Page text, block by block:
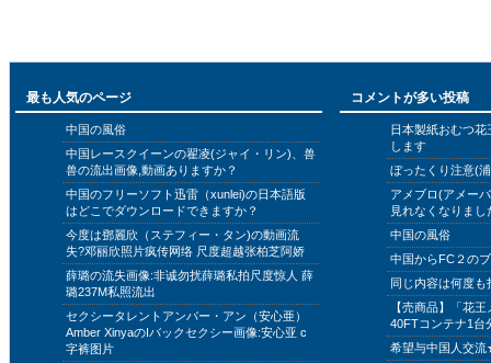
最も人気のページ
中国の風俗
中国レースクイーンの翟凌(ジャイ・リン)、兽
兽の流出画像,動画ありますか？
中国のフリーソフト迅雷（xunlei)の日本語版
はどこでダウンロードできますか？
今度は鄧麗欣（ステフィー・タン)の動画流
失?邓丽欣照片疯传网络 尺度超越张柏芝阿娇
薛璐の流失画像:非诚勿扰薛璐私拍尺度惊人 薛
璐237M私照流出
セクシータレントアンバー・アン（安心亜）
Amber XinyaのIバックセクシー画像:安心亚 c
字裤图片
コメントが多い投稿
日本製紙おむつ
します
ぼったくり注意(
アメブロ(アメー
見れなくなりまし
中国の風俗
中国からFC２の
同じ内容は何度
【売商品】「花
40FTコンテナ1台
希望与中国人交